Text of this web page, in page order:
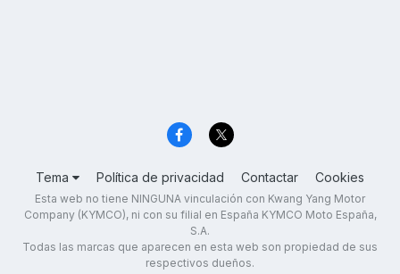
Tema Política de privacidad Contactar Cookies
Esta web no tiene NINGUNA vinculación con Kwang Yang Motor
Company (KYMCO), ni con su filial en España KYMCO Moto España,
S.A.
Todas las marcas que aparecen en esta web son propiedad de sus
respectivos dueños.